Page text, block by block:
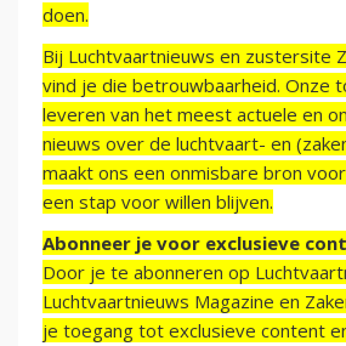
doen.
Bij Luchtvaartnieuws en zustersite
vind je die betrouwbaarheid. Onze
leveren van het meest actuele en
nieuws over de luchtvaart- en
maakt ons een onmisbare bron
een stap voor willen blijven.
Abonneer je voor exclusieve
Door je te abonneren op
Luchtvaartnieuws Magazine en
je toegang tot exclusieve content